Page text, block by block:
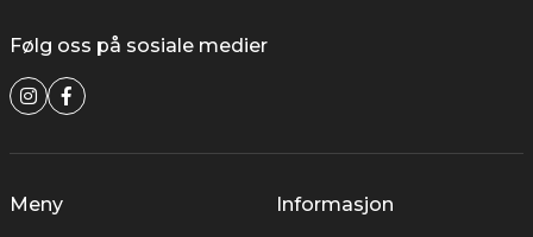
Følg oss på sosiale medier
Meny Informasjon